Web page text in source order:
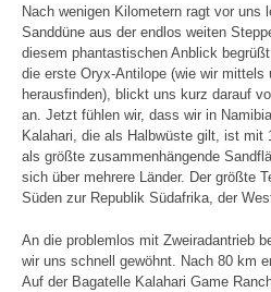
Nach wenigen Kilometern ragt vor uns
Sanddüne aus der endlos weiten
diesem phantastischen Anblick
die erste Oryx-Antilope (wie wir mittels
herausfinden), blickt uns kurz darauf
an. Jetzt fühlen wir, dass wir in
Kalahari, die als Halbwüste gilt, ist mit
als größte zusammenhängende
sich über mehrere Länder. Der größte
Süden zur Republik Südafrika, der
An die problemlos mit Zweiradantrieb
wir uns schnell gewöhnt. Nach 80 km
Auf der Bagatelle Kalahari Game